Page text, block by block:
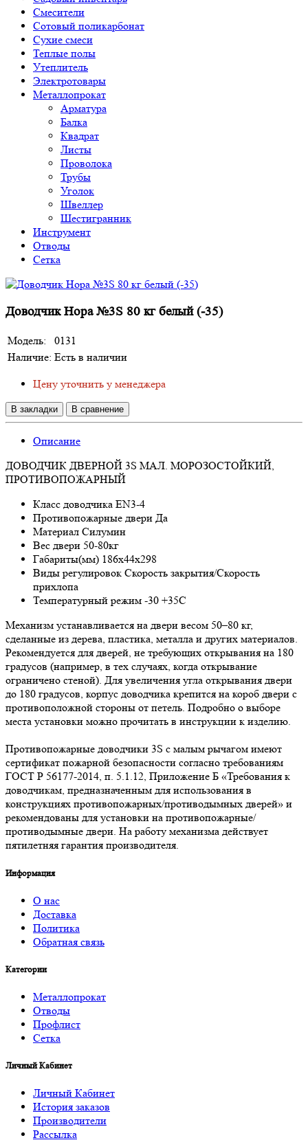
Смесители
Сотовый поликарбонат
Сухие смеси
Теплые полы
Утеплитель
Электротовары
Металлопрокат
Арматура
Балка
Квадрат
Листы
Проволока
Трубы
Уголок
Швеллер
Шестигранник
Инструмент
Отводы
Сетка
Доводчик Нора №3S 80 кг белый (-35)
Модель:
0131
Наличие: Есть в наличии
Цену уточнить у менеджера
В закладки В сравнение
Описание
ДОВОДЧИК ДВЕРНОЙ 3S МАЛ. МОРОЗОСТОЙКИЙ,
ПРОТИВОПОЖАРНЫЙ
Класс доводчика EN3-4
Противопожарные двери Да
Материал Силумин
Вес двери 50-80кг
Габариты(мм) 186х44х298
Виды регулировок Скорость закрытия/Скорость
прихлопа
Температурный режим -30 +35С
Механизм устанавливается на двери весом 50–80 кг,
сделанные из дерева, пластика, металла и других материалов.
Рекомендуется для дверей, не требующих открывания на 180
градусов (например, в тех случаях, когда открывание
ограничено стеной). Для увеличения угла открывания двери
до 180 градусов, корпус доводчика крепится на короб двери с
противоположной стороны от петель. Подробно о выборе
места установки можно прочитать в инструкции к изделию.
Противопожарные доводчики 3S с малым рычагом имеют
сертификат пожарной безопасности согласно требованиям
ГОСТ Р 56177-2014, п. 5.1.12, Приложение Б «Требования к
доводчикам, предназначенным для использования в
конструкциях противопожарных/противодымных дверей» и
рекомендованы для установки на противопожарные/
противодымные двери. На работу механизма действует
пятилетняя гарантия производителя.
Информация
О нас
Доставка
Политика
Обратная связь
Категории
Металлопрокат
Отводы
Профлист
Сетка
Личный Кабинет
Личный Кабинет
История заказов
Производители
Рассылка